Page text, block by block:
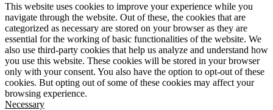
This website uses cookies to improve your experience while you
navigate through the website. Out of these, the cookies that are
categorized as necessary are stored on your browser as they are
essential for the working of basic functionalities of the website. We
also use third-party cookies that help us analyze and understand how
you use this website. These cookies will be stored in your browser
only with your consent. You also have the option to opt-out of these
cookies. But opting out of some of these cookies may affect your
browsing experience.
Necessary